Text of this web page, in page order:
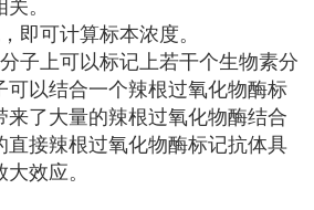
即可计算标本浓度。
子上可以标记上若干个生物素分
以结合一个辣根过氧化物酶标
了大量的辣根过氧化物酶结合
接辣根过氧化物酶标记抗体具
效应。